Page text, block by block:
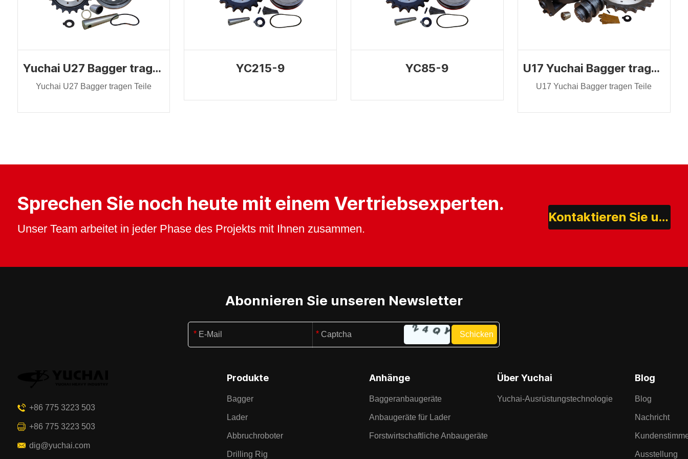
Yuchai U27 Bagger tragen Teile
Yuchai U27 Bagger tragen Teile
YC215-9 YC85-9 U17 Yuchai Bagger tragen Teile
U17 Yuchai Bagger tragen Teile
Sprechen Sie noch heute mit einem Vertriebsexperten.
Unser Team arbeitet in jeder Phase des Projekts mit Ihnen zusammen.
Kontaktieren Sie uns
Abonnieren Sie unseren Newsletter
+86 775 3223 503
+86 775 3223 503
dig@yuchai.com
Produkte
Bagger
Lader
Abbruchroboter
Drilling Rig
Anhänge
Baggeranbaugeräte
Anbaugeräte für Lader
Forstwirtschaftliche Anbaugeräte
Über Yuchai
Yuchai-Ausrüstungstechnologie
Blog
Blog
Nachricht
Ausstellung